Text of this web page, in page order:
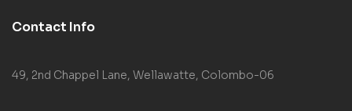
Contact Info
49, 2nd Chappel Lane, Wellawatte, Colombo-06